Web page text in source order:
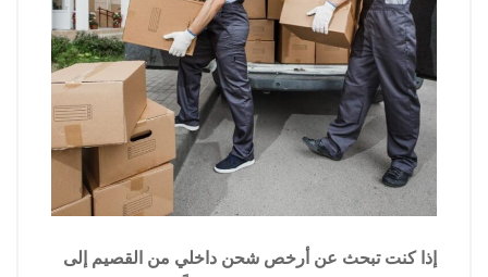
إذا كنت تبحث عن أرخص شحن داخلي من القصيم إلى